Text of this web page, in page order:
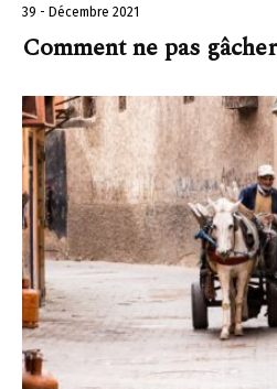
39 - Décembre 2021
Comment ne pas